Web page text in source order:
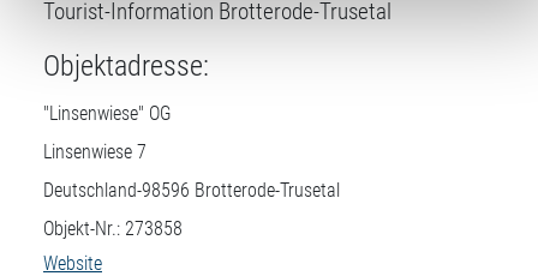
Tourist-Information Brotterode-Trusetal
Objektadresse:
"Linsenwiese" OG
Linsenwiese 7
Deutschland-98596 Brotterode-Trusetal
Objekt-Nr.: 273858
Website